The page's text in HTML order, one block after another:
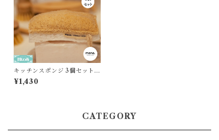
キッチンスポンジ 3個セット
マナオーガニックリビング｜
セルローススポンジ ヘチマス
¥1,430
CATEGORY